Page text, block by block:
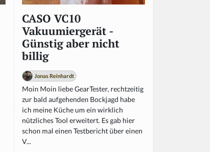
CASO VC10
Vakuumiergerät -
Günstig aber nicht
billig
Jonas Reinhardt
Moin Moin liebe GearTester, rechtzeitig
zur bald aufgehenden Bockjagd habe
ich meine Küche um ein wirklich
nützliches Tool erweitert. Es gab hier
schon mal einen Testbericht über einen
V...